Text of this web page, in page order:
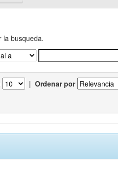
la busqueda.
| Ordenar por